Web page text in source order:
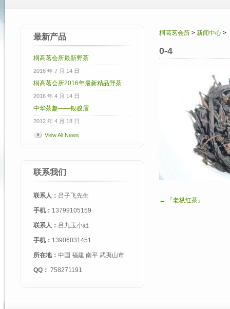
桐高茗会所 > 新闻中心 >
0-4
← 『老枞红茶』
最新产品
桐高茗会所最新野茶
2016 年 7 月 14 日
桐高茗会所2016年最新精品野茶
2016 年 4 月 14 日
中华茶趣——银骏眉
2012 年 4 月 18 日
View All News
联系我们
联系人： 吕子飞先生
手机： 13799105159
联系人： 吕九玉小姐
手机： 13906031451
所在地： 中国 福建 南平 武夷山市
QQ： 758271191